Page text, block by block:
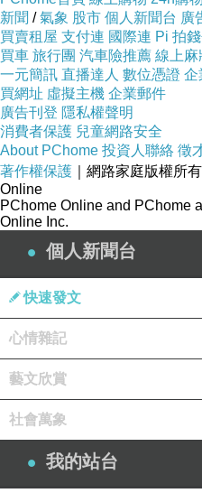
(悄悄話)
2026-05-11 07:20:57
新聞 /氣象 股市 個人新聞台 廣
買賣租屋 支付連 國際連 Pi 拍
買車 旅行團 汽車險推薦 線上麻
一元簡訊 直播達人 數位憑證 企
買網址 虛擬主機 企業郵件
廣告刊登 隱私權聲明
消費者保護 兒童網路安全
About PChome 投資人聯絡 徵
著作權保護 ｜網路家庭版權所
Online
PChome Online and PChome
Online Inc.
個人新聞台
快速發文
心情雜記
藝文欣賞
社會萬象
我的站台